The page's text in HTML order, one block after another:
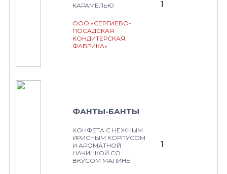
КАРАМЕЛЬЮ
ООО «СЕРГИЕВО-
ПОСАДСКАЯ
КОНДИТЕРСКАЯ
ФАБРИКА»
1
ФАНТЫ-БАНТЫ
КОНФЕТА С НЕЖНЫМ
ИРИСНЫМ КОРПУСОМ
И АРОМАТНОЙ
НАЧИНКОЙ СО
ВКУСОМ МАЛИНЫ
1